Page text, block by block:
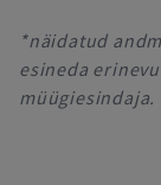
*näidatud
esineda
müügiesindaja.